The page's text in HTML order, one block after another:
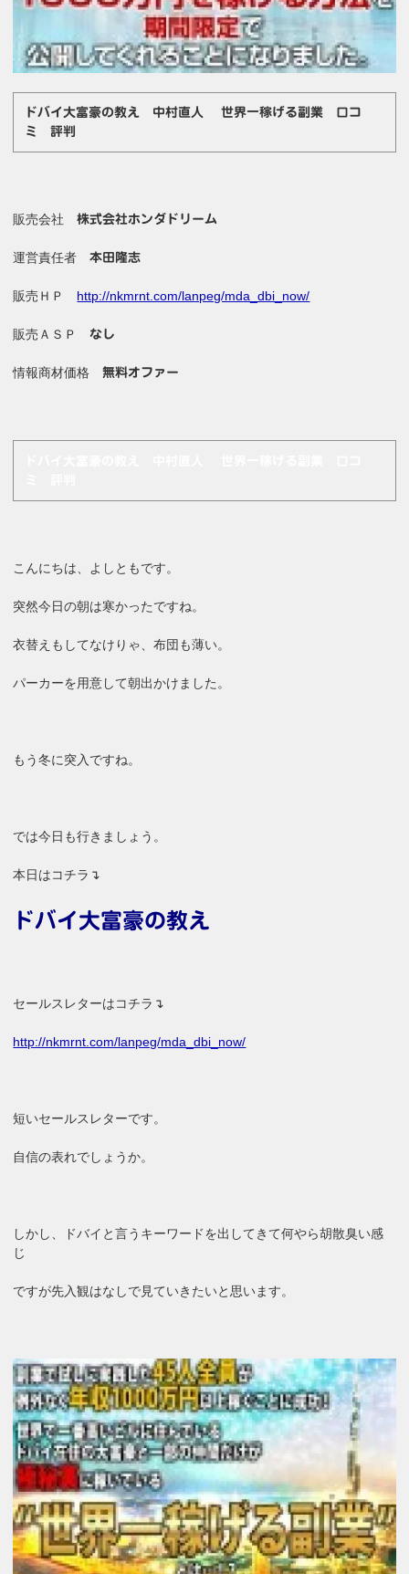
ドバイ大富豪の教え 中村直人 世界一稼げる副業 口コ
ミ 評判
販売会社株式会社ホンダドリーム
運営責任者本田隆志
販売ＨＰ http://nkmrnt.com/lanpeg/mda_dbi_now/
販売ＡＳＰ なし
情報商材価格無料オファー
こんにちは、よしともです。
突然今日の朝は寒かったですね。
衣替えもしてなけりゃ、布団も薄い。
パーカーを用意して朝出かけました。
もう冬に突入ですね。
では今日も行きましょう。
本日はコチラ↴
ドバイ大富豪の教え
セールスレターはコチラ↴
http://nkmrnt.com/lanpeg/mda_dbi_now/
短いセールスレターです。
自信の表れでしょうか。
しかし、ドバイと言うキーワードを出してきて何やら胡散臭い感
じ
ですが先入観はなしで見ていきたいと思います。